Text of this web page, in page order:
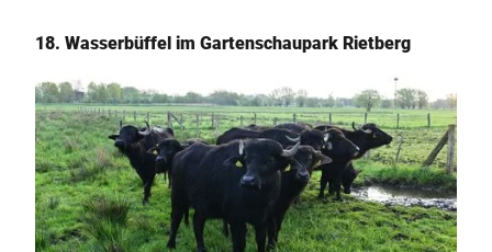
18. Wasserbüffel im Gartenschaupark Rietberg